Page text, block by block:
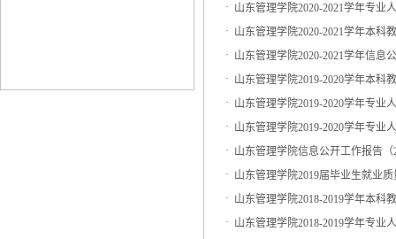
· 山东管理学院2020-2021学年专业
· 山东管理学院2020-2021学年本科
· 山东管理学院2020-2021学年信息
· 山东管理学院2019-2020学年本科
· 山东管理学院2019-2020学年专业
· 山东管理学院2019-2020学年专业
· 山东管理学院信息公开工作报告（
· 山东管理学院2019届毕业生就业
· 山东管理学院2018-2019学年本科
· 山东管理学院2018-2019学年专业